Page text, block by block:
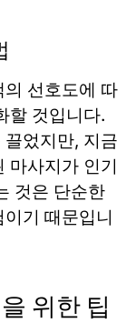
선호도에 따
할 것입니다.
었지만, 지금
마사지가 인기
것은 단순한
기 때문입니
위한 팁